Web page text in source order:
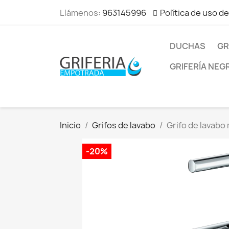
Llámenos: 963145996 Política de uso
DUCHAS
GRIFERÍA
Inicio Grifos de lavabo Grifo de
-20%